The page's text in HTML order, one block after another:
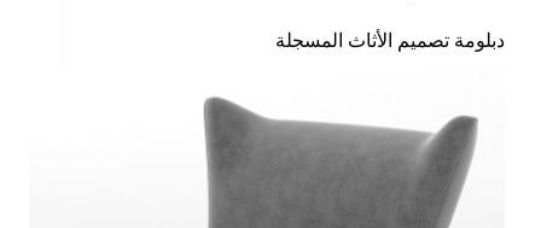
دبلومة تصميم الأثاث المسجلة